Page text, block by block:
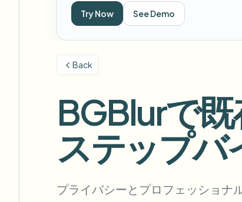
Start with a clip
Upload a video and blur in
医療
クリニックと患者向けビデオガバナンス
公共部門
お問い合わせフォーム
ボリューム、コンプライアンス、統合についてご相
大量処理対応
Try Now See Demo
Back
BGBlurで
ステップ
プライバシーとプロフェッショナ